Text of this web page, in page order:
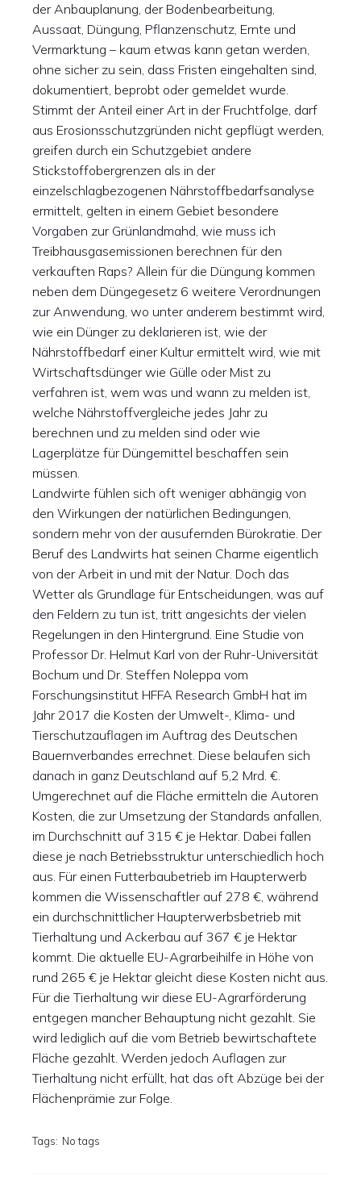
der Anbauplanung, der Bodenbearbeitung,
Aussaat, Düngung, Pflanzenschutz, Ernte und
Vermarktung – kaum etwas kann getan werden,
ohne sicher zu sein, dass Fristen eingehalten sind,
dokumentiert, beprobt oder gemeldet wurde.
Stimmt der Anteil einer Art in der Fruchtfolge, darf
aus Erosionsschutzgründen nicht gepflügt werden,
greifen durch ein Schutzgebiet andere
Stickstoffobergrenzen als in der
einzelschlagbezogenen Nährstoffbedarfsanalyse
ermittelt, gelten in einem Gebiet besondere
Vorgaben zur Grünlandmahd, wie muss ich
Treibhausgasemissionen berechnen für den
verkauften Raps? Allein für die Düngung kommen
neben dem Düngegesetz 6 weitere Verordnungen
zur Anwendung, wo unter anderem bestimmt wird,
wie ein Dünger zu deklarieren ist, wie der
Nährstoffbedarf einer Kultur ermittelt wird, wie mit
Wirtschaftsdünger wie Gülle oder Mist zu
verfahren ist, wem was und wann zu melden ist,
welche Nährstoffvergleiche jedes Jahr zu
berechnen und zu melden sind oder wie
Lagerplätze für Düngemittel beschaffen sein
müssen.
Landwirte fühlen sich oft weniger abhängig von
den Wirkungen der natürlichen Bedingungen,
sondern mehr von der ausufernden Bürokratie. Der
Beruf des Landwirts hat seinen Charme eigentlich
von der Arbeit in und mit der Natur. Doch das
Wetter als Grundlage für Entscheidungen, was auf
den Feldern zu tun ist, tritt angesichts der vielen
Regelungen in den Hintergrund. Eine Studie von
Professor Dr. Helmut Karl von der Ruhr-Universität
Bochum und Dr. Steffen Noleppa vom
Forschungsinstitut HFFA Research GmbH hat im
Jahr 2017 die Kosten der Umwelt-, Klima- und
Tierschutzauflagen im Auftrag des Deutschen
Bauernverbandes errechnet. Diese belaufen sich
danach in ganz Deutschland auf 5,2 Mrd. €.
Umgerechnet auf die Fläche ermitteln die Autoren
Kosten, die zur Umsetzung der Standards anfallen,
im Durchschnitt auf 315 € je Hektar. Dabei fallen
diese je nach Betriebsstruktur unterschiedlich hoch
aus. Für einen Futterbaubetrieb im Haupterwerb
kommen die Wissenschaftler auf 278 €, während
ein durchschnittlicher Haupterwerbsbetrieb mit
Tierhaltung und Ackerbau auf 367 € je Hektar
kommt. Die aktuelle EU-Agrarbeihilfe in Höhe von
rund 265 € je Hektar gleicht diese Kosten nicht aus.
Für die Tierhaltung wir diese EU-Agrarförderung
entgegen mancher Behauptung nicht gezahlt. Sie
wird lediglich auf die vom Betrieb bewirtschaftete
Fläche gezahlt. Werden jedoch Auflagen zur
Tierhaltung nicht erfüllt, hat das oft Abzüge bei der
Flächenprämie zur Folge.
Tags: No tags